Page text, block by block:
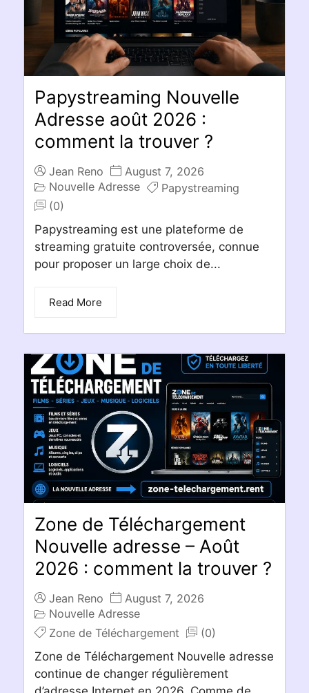
Papystreaming Nouvelle
Adresse août 2026 :
comment la trouver ?
Jean Reno
August 7, 2026
Nouvelle Adresse
Papystreaming
(0)
Papystreaming est une plateforme de
streaming gratuite controversée, connue
pour proposer un large choix de...
Read More
Zone de Téléchargement
Nouvelle adresse – Août
2026 : comment la trouver ?
Jean Reno
August 7, 2026
Nouvelle Adresse
Zone de Téléchargement
(0)
Zone de Téléchargement Nouvelle adresse
continue de changer régulièrement